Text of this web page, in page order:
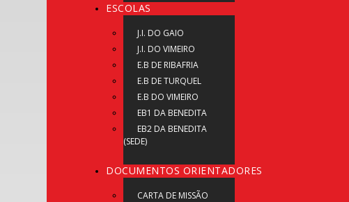
ESCOLAS
J.I. DO GAIO
J.I. DO VIMEIRO
E.B DE RIBAFRIA
E.B DE TURQUEL
E.B DO VIMEIRO
EB1 DA BENEDITA
EB2 DA BENEDITA
(SEDE)
DOCUMENTOS ORIENTADORES
CARTA DE MISSÃO